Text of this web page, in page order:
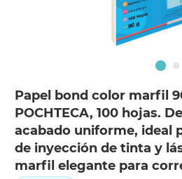
Papel bond color marfil
POCHTECA, 100 hojas.
acabado uniforme, ideal
de inyección de tinta y
marfil elegante para